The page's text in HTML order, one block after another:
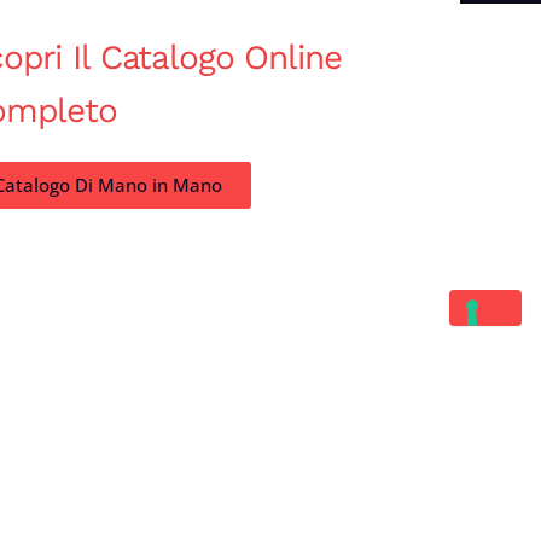
Il Catalogo Online
Di Mano in Mano